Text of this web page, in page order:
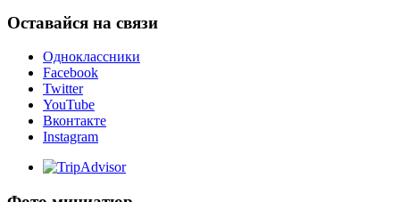
Оставайся на связи
Одноклассники
Facebook
Twitter
YouTube
Вконтакте
Instagram